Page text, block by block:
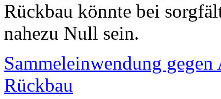
Rückbau könnte bei
nahezu Null sein.
Sammeleinwendung
Rückbau